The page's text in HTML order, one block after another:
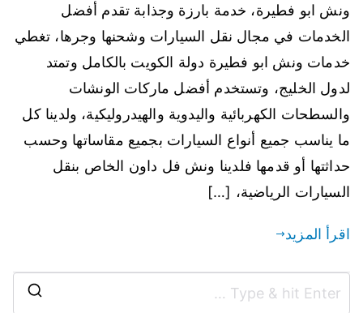
ونش ابو فطيرة، خدمة بارزة وجذابة تقدم أفضل
الخدمات في مجال نقل السيارات وشحنها وجرها، تغطي
خدمات ونش ابو فطيرة دولة الكويت بالكامل وتمتد
لدول الخليج، وتستخدم أفضل ماركات الونشات
والسطحات الكهربائية واليدوية والهيدروليكية، ولدينا كل
ما يناسب جميع أنواع السيارات بجميع مقاساتها وحسب
حداثتها أو قدمها فلدينا ونش فل داون الخاص بنقل
السيارات الرياضية، […]
اقرأ المزيد